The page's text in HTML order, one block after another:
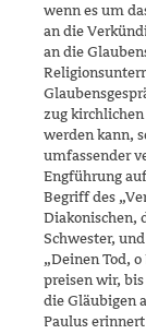
wenn es um
an die
an die
zug
werden kann,
umfassender
Engführung
Begriff des
Diakonischen,
Schwester,
„Deinen Tod,
preisen wir,
die Gläubigen
Paulus